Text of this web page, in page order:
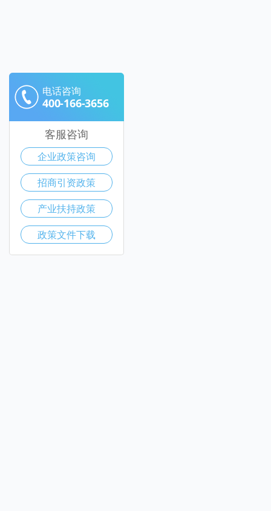
电话咨询
400-166-3656
客服咨询
企业政策咨询
招商引资政策
产业扶持政策
政策文件下载